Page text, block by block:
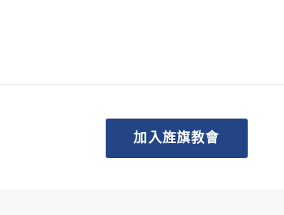
加入旌旗教會